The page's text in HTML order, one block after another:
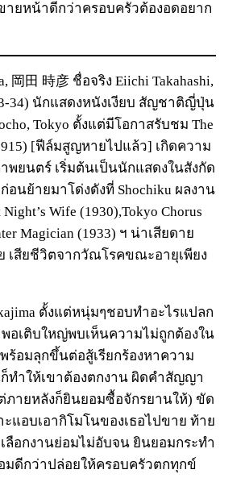
ยหน้าดีกว่าครอบครัวต้องอดอยาก
岡田 時彦 ชื่อจริง Eiichi Takahashi,
34) นักแสดงหนังเงียบ สัญชาติญี่ปุ่น
Tokyo ตั้งแต่มีโอกาสรับชม The
[ฟีล์มสูญหายไปแล้ว] เกิดความ
พยนตร์ เริ่มต้นเป็นนักแสดงในสังกัด
ก่อนย้ายมาโด่งดังที่ Shochiku ผลงาน
Wife (1930),Tokyo Chorus
Magician (1933) ฯ น่าเสียดาย
เสียชีวิตจากวัณโรคขณะอายุเพียง
ตั้งแต่หนุ่มๆชอบทำอะไรแปลก
อเติบใหญ่พบเห็นความไม่ถูกต้องใน
ร้อมลุกขึ้นต่อสู้เรียกร้องหาความ
ทำให้เขาต้องตกงาน ผิดคำสัญญา
ภายหลังก็ยินยอมซื้อจักรยานให้) ขัด
ะแอบเอากิโมโนของเธอไปขาย ท้าย
ลือกงานย่อมไม่อับจน ยินยอมกระทำ
ดีกว่าปล่อยให้ครอบครัวตกทุกข์